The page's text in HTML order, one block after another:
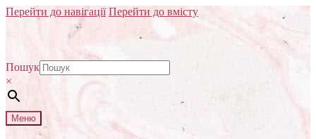
Перейти до навігації Перейти до вмісту
Пошук
×
Меню